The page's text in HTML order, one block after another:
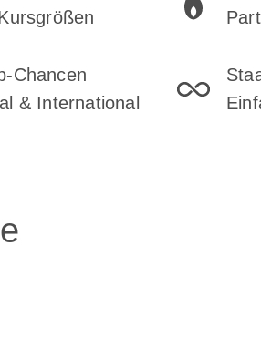
Chancen
& International